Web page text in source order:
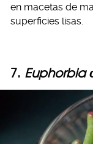
en macetas de
superficies lisas.
7. Euphorbia